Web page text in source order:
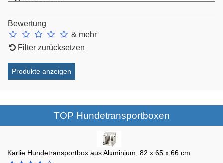
Bewertung
& mehr
Filter zurücksetzen
TOP Hundetransportboxen
Karlie Hundetransportbox aus Aluminium, 82 x 65 x 66 cm